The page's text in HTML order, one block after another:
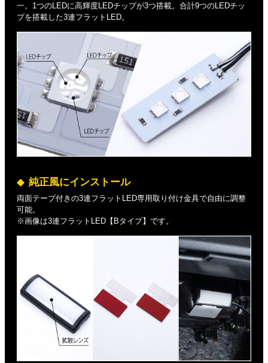
一。1つのLEDに高輝度LEDチップが3つ搭載。合計9つのLEDチッ
プを搭載した3連フラットLED。
純正風にインストール
両面テープ付きの3連フラットLED専用取り付け金具で自由に調整
可能。
※画像は3連フラットLED【Bタイプ】です。